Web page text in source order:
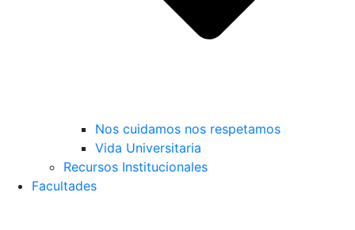
Nos cuidamos nos respetamos
Vida Universitaria
Recursos Institucionales
Facultades